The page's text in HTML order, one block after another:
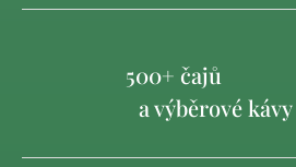
500+ čajů
a výběrové kávy